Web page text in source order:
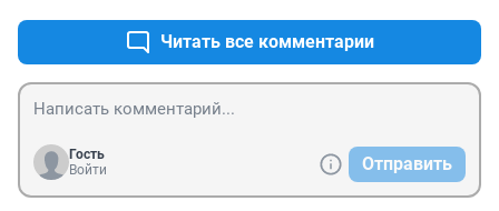
Читать все комментарии
Гость
Войти
Отправить